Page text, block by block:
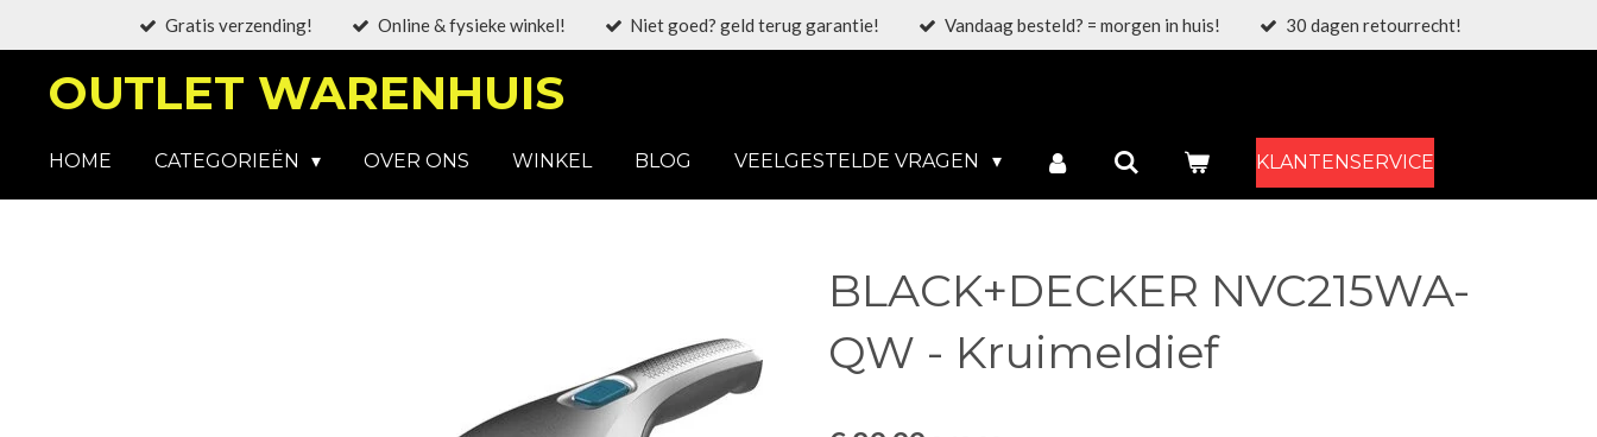
hoofdinhoud
Gratis verzending! Online & fysieke winkel! Niet goed? geld terug garantie! Vandaag besteld? = morgen in huis! 30 dagen retourrecht!
OUTLET WARENHUIS
HOME CATEGORIEËN OVER ONS WINKEL BLOG VEELGESTELDE VRAGEN KLANTENSERVICE
BLACK+DECKER NVC215WA-
QW - Kruimeldief